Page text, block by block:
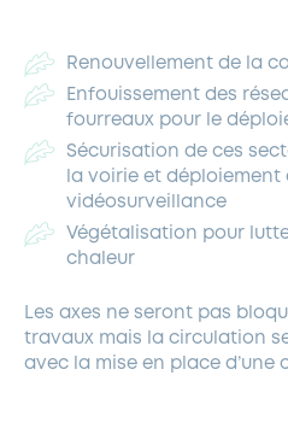
GESTION DU PATRIMOINE
Renouvellement de la
Enfouissement des
fourreaux pour le
Sécurisation de ces
la voirie et déploiement
vidéosurveillance
Végétalisation pour
chaleur
Les axes ne seront pas
travaux mais la circulation
avec la mise en place d’une